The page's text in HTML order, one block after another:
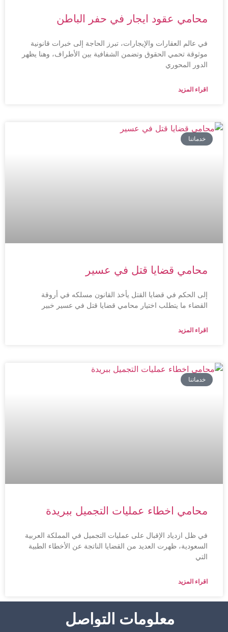
محامي عقود ايجار في حفر الباطن
في عالم العقارات والإيجارات، تبرز الحاجة إلى خبرات قانونية
موثوقة تحمي الحقوق وتضمن الشفافية بين الأطراف، وهنا يظهر
الدور المحوري
اقراء المزيد
خدماتنا
محامي قضايا قتل في عسير
إلى الحكم في قضايا القتل يأخذ القانون مسلكه في أروقة
القضاء ما يتطلب اختيار محامي قضايا قتل في عسير خبير
اقراء المزيد
خدماتنا
محامي اخطاء عمليات التجميل ببريدة
في ظل ازدياد الإقبال على عمليات التجميل في المملكة العربية
السعودية، ظهرت العديد من القضايا الناتجة عن الأخطاء الطبية
اقراء المزيد
معلومات التواصل